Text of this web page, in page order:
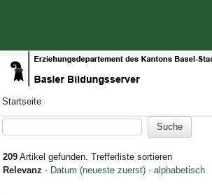
Startseite
209 Artikel gefunden.Trefferliste sortieren
Relevanz · Datum (neueste zuerst) · alphabetisch